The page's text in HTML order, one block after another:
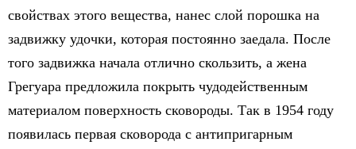
свойствах этого вещества, нанес слой порошка на
задвижку удочки, которая постоянно заедала. После
того задвижка начала отлично скользить, а жена
Грегуара предложила покрыть чудодейственным
материалом поверхность сковороды. Так в 1954 году
появилась первая сковорода с антипригарным